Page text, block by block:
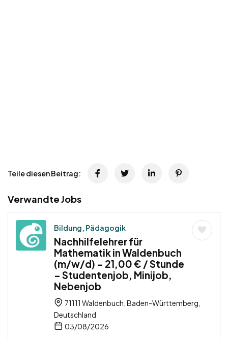
Teile diesen Beitrag:
Verwandte Jobs
Bildung, Pädagogik
Nachhilfelehrer für
Mathematik in Waldenbuch
(m/w/d) – 21,00 € / Stunde
– Studentenjob, Minijob,
Nebenjob
71111 Waldenbuch, Baden-Württemberg,
Deutschland
03/08/2026